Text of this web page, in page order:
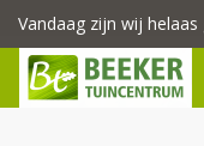
a
Vandaag zijn wij helaas